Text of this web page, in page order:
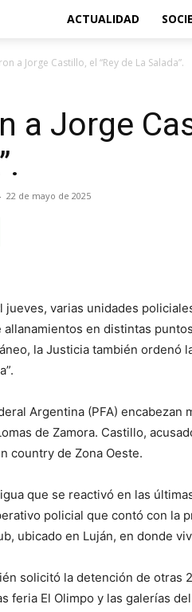
ACTUALIDAD
a Jorge Castillo, el “Rey de La Salada”.
a Jorge
22 de mayo de 2025
jueves, varias unidades
en distintas
la Justicia también ordenó
Argentina (PFA) encabezan
de Zamora. Castillo,
country de Zona Oeste.
que se reactivó en las
policial que contó con la
ubicado en Luján, en donde
solicitó la detención de otras
feria El Olimpo y las galerías